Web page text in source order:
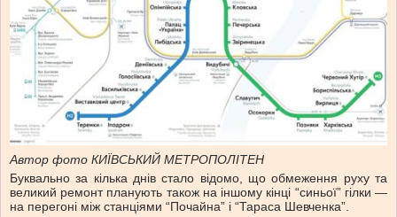
Автор фото КИЇВСЬКИЙ МЕТРОПОЛІТЕН
Буквально за кілька днів стало відомо, що обмеження руху та
великий ремонт планують також на іншому кінці “синьої” гілки —
на перегоні між станціями “Почайна” і “Тараса Шевченка”.